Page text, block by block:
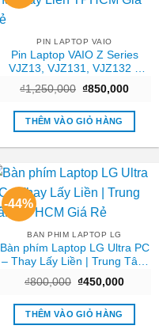
PIN LAPTOP VAIO
Pin Laptop VAIO Z Series
VJZ13, VJZ131, VJZ132 –
₫1,250,000 Giá
₫1,250,000.
₫850,000Giá
THÊM VÀO GIỎ HÀNG
-44%
BAN PHIM LAPTOP LG
Bàn phím Laptop LG Ultra PC
– Thay Lấy Liền | Trung Tâm
₫800,000 Giá
₫800,000.
₫450,000Giá
THÊM VÀO GIỎ HÀNG